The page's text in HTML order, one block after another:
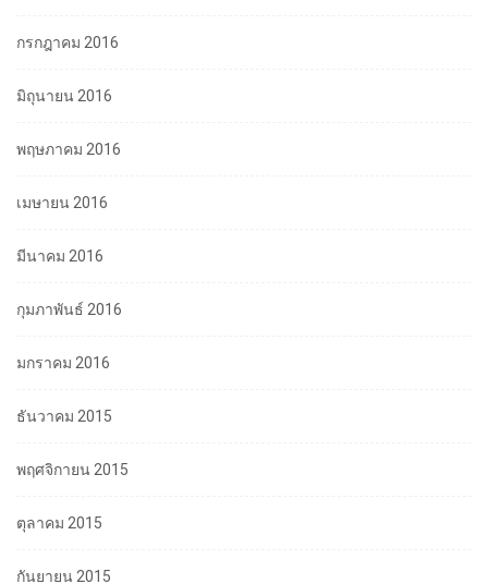
กรกฎาคม 2016
มิถุนายน 2016
พฤษภาคม 2016
เมษายน 2016
มีนาคม 2016
กุมภาพันธ์ 2016
มกราคม 2016
ธันวาคม 2015
พฤศจิกายน 2015
ตุลาคม 2015
กันยายน 2015